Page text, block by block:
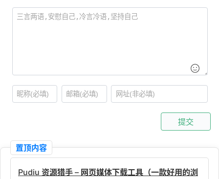
提交
置顶内容
Pudiu 资源猎手 – 网页媒体下载工具（一款好用的浏